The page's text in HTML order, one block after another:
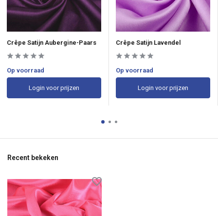
Crêpe Satijn Aubergine-Paars
Op voorraad
Login voor prijzen
Crêpe Satijn Lavendel
Op voorraad
Login voor prijzen
Recent bekeken